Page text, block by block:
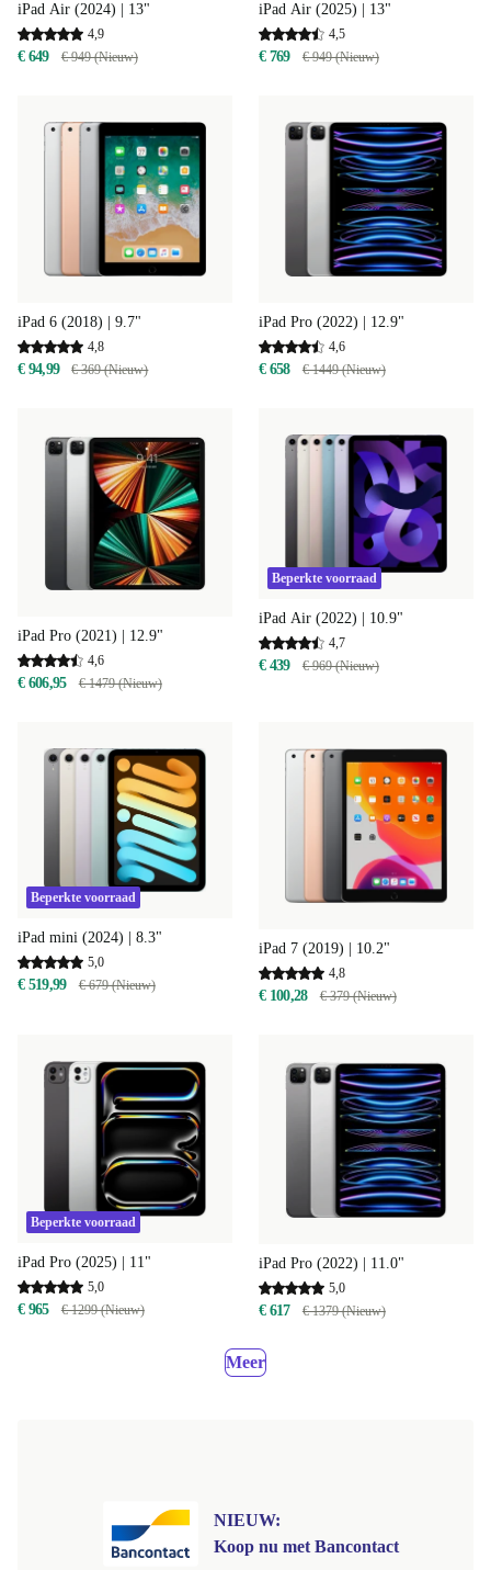
iPad Air (2024) | 13"
4,9
€ 649 € 949 (Nieuw)
iPad Air (2025) | 13"
4,5
€ 769 € 949 (Nieuw)
iPad 6 (2018) | 9.7"
4,8
€ 94,99 € 369 (Nieuw)
iPad Pro (2022) | 12.9"
4,6
€ 658 € 1449 (Nieuw)
iPad Pro (2021) | 12.9"
4,6
€ 606,95 € 1479 (Nieuw)
Beperkte voorraad
iPad Air (2022) | 10.9"
4,7
€ 439 € 969 (Nieuw)
Beperkte voorraad
iPad mini (2024) | 8.3"
5,0
€ 519,99 € 679 (Nieuw)
iPad 7 (2019) | 10.2"
4,8
€ 100,28 € 379 (Nieuw)
Beperkte voorraad
iPad Pro (2025) | 11"
5,0
€ 965 € 1299 (Nieuw)
iPad Pro (2022) | 11.0"
5,0
€ 617 € 1379 (Nieuw)
Meer
NIEUW:
Koop nu met Bancontact